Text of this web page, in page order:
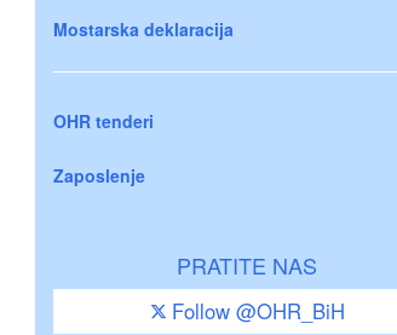
Mostarska deklaracija
OHR tenderi
Zaposlenje
PRATITE NAS
Follow @OHR_BiH